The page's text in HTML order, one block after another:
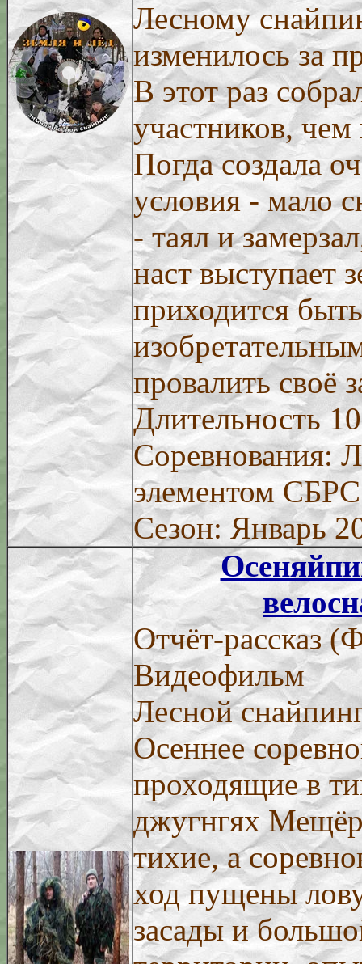
Лесному
изменилось за
В этот раз
участников,
Погда создала
условия - мало
- таял и
наст выступает
приходится
провалить своё
Длительность
Соревнования:
элементом
Сезон: Январь
Отчёт-рассказ
Видеофильм
Лесной
Осеннее
проходящие в
джугнгях
тихие, а
ход пущены
засады и